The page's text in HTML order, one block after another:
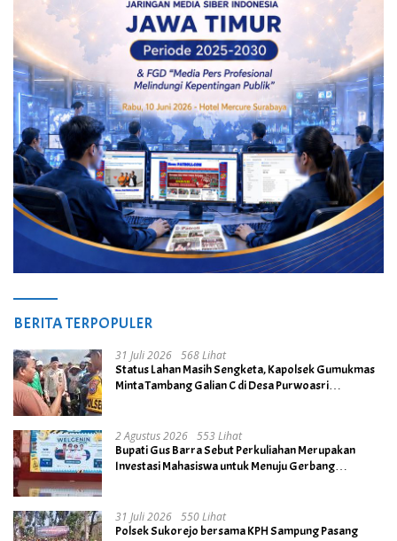
BERITA TERPOPULER
31 Juli 2026 568 Lihat
Status Lahan Masih Sengketa, Kapolsek Gumukmas
Minta Tambang Galian C di Desa Purwoasri
2 Agustus 2026 553 Lihat
Bupati Gus Barra Sebut Perkuliahan Merupakan
Investasi Mahasiswa untuk Menuju Gerbang
31 Juli 2026 550 Lihat
Polsek Sukorejo bersama KPH Sampung Pasang